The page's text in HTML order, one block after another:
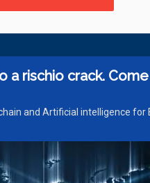
a rischio crack.
and Artificial intelligence for